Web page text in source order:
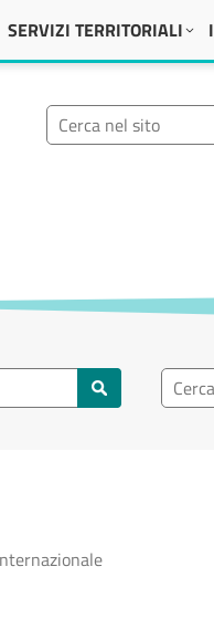
SERVIZI TERRITORIALI
Ricerca nel sito